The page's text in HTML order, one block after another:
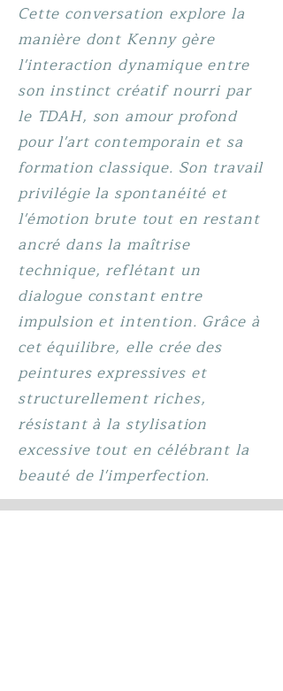
Cette conversation explore la
manière dont Kenny gère
l'interaction dynamique entre
son instinct créatif nourri par
le TDAH, son amour profond
pour l'art contemporain et sa
formation classique. Son travail
privilégie la spontanéité et
l'émotion brute tout en restant
ancré dans la maîtrise
technique, reflétant un
dialogue constant entre
impulsion et intention. Grâce à
cet équilibre, elle crée des
peintures expressives et
structurellement riches,
résistant à la stylisation
excessive tout en célébrant la
beauté de l'imperfection.